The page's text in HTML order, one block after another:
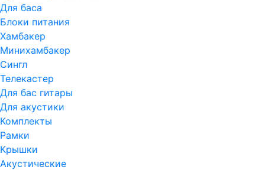
Для баса
Блоки питания
Хамбакер
Минихамбакер
Сингл
Телекастер
Для бас гитары
Для акустики
Комплекты
Рамки
Крышки
Акустические